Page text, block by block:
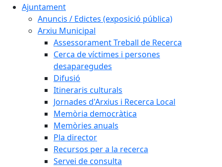
Ajuntament
Anuncis / Edictes (exposició pública)
Arxiu Municipal
Assessorament Treball de Recerca
Cerca de víctimes i persones
desaparegudes
Difusió
Itineraris culturals
Jornades d'Arxius i Recerca Local
Memòria democràtica
Memòries anuals
Pla director
Recursos per a la recerca
Servei de consulta